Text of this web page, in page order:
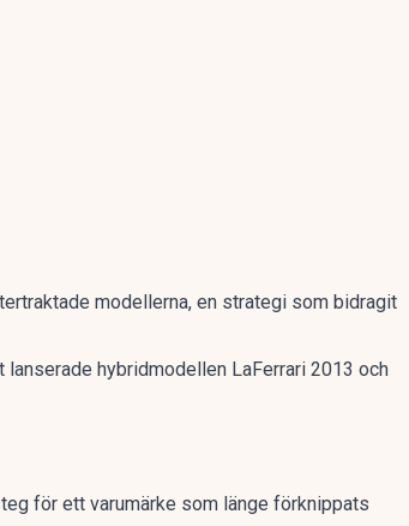
modellerna, en strategi som bidragit
hybridmodellen LaFerrari 2013 och
för ett varumärke som länge förknippats